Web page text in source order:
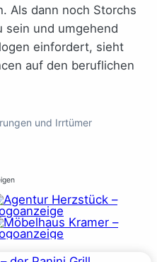
Als dann noch Storchs
sein und umgehend
einfordert, sieht
auf den beruflichen
und Irrtümer